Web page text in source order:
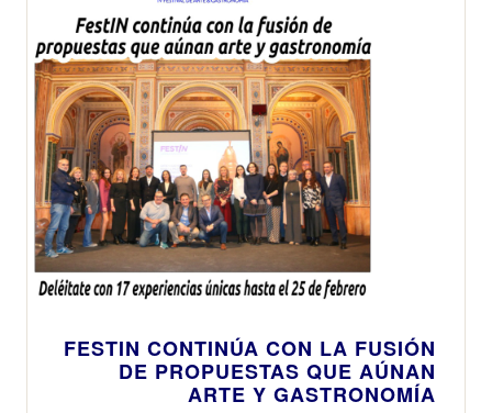
FESTIN CONTINÚA CON LA FUSIÓN
DE PROPUESTAS QUE AÚNAN
ARTE Y GASTRONOMÍA